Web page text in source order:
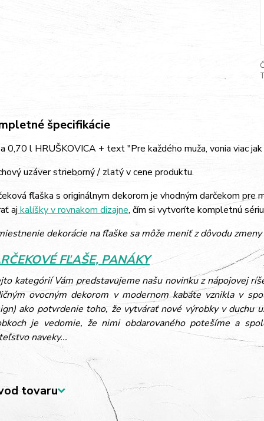
špecifikácie
0,70 l HRUŠKOVICA + text "Pre každého muža, vonia viac
uzáver strieborný / zlatý v cene produktu.
fľaška s originálnym dekorom je vhodným darčekom
aj kalíšky v rovnakom dizajne, čím si vytvoríte kompletnú
dekorácie na fľaške sa môže meniť z dôvodu
FĽAŠE, PANÁKY
kategórií Vám predstavujeme našu novinku z nápojovej
ovocným dekorom v modernom kabáte vznikla v
ako potvrdenie toho, že vytvárať nové výrobky v duchu
je vedomie, že nimi obdarovaného potešíme a
naveky...
tovaru